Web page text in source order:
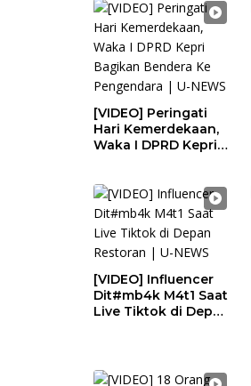
[VIDEO] Peringati
Hari Kemerdekaan,
Waka I DPRD Kepri
NEWS
[VIDEO] Influencer
Dit#mb4k M4t1 Saat
Live Tiktok di Depan